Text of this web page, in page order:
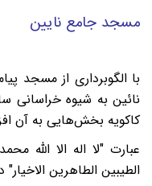
مسجد جامع نایین
با الگوبرداری از مسجد
نائین به شیوه خراسانی
کاکویه بخش‌هایی به آن
عبارت "لا اله الا الله
الطیبین الطاهرین